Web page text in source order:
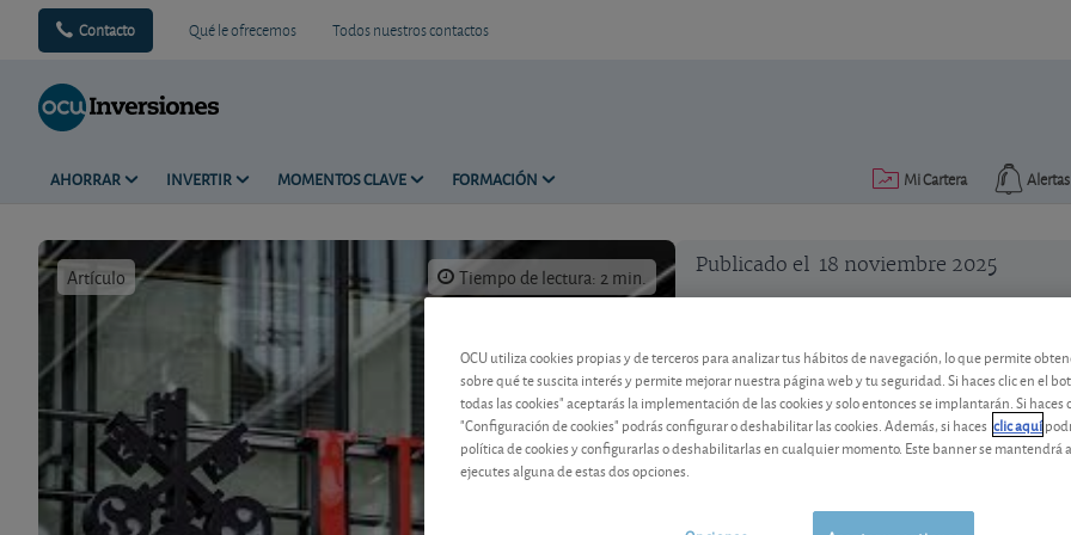
Contacto Qué le ofrecemos Todos nuestros contactos
AHORRAR INVERTIR MOMENTOS CLAVE FORMACIÓN Alertas
Mi Cartera
Artículo Tiempo de lectura: 2 min. Publicado el 18 noviembre 2025
UBS Group, posibles gastos
Los buenos resultados trimestrales del
mercado, por la posibilidad de gastos
OCU utiliza cookies propias y de terceros para analizar tus hábitos de navegación, lo que permite
sobre qué te suscita interés y permite mejorar nuestra página web y tu seguridad. Si haces clic en el
todas las cookies" aceptarás la implementación de las cookies y solo entonces se implantarán. Si haces
"Configuración de cookies" podrás configurar o deshabilitar las cookies. Además, si haces clic aquí
política de cookies y configurarlas o deshabilitarlas en cualquier momento. Este banner se mantendrá
ejecutes alguna de estas dos opciones.